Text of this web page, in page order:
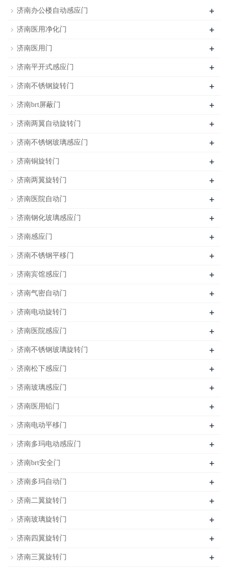
济南办公楼自动感应门 +
济南医用净化门 +
济南医用门 +
济南平开式感应门 +
济南不锈钢旋转门 +
济南brt屏蔽门 +
济南两翼自动旋转门 +
济南不锈钢玻璃感应门 +
济南铜旋转门 +
济南两翼旋转门 +
济南医院自动门 +
济南钢化玻璃感应门 +
济南感应门 +
济南不锈钢平移门 +
济南宾馆感应门 +
济南气密自动门 +
济南电动旋转门 +
济南医院感应门 +
济南不锈钢玻璃旋转门 +
济南松下感应门 +
济南玻璃感应门 +
济南医用铅门 +
济南电动平移门 +
济南多玛电动感应门 +
济南brt安全门 +
济南多玛自动门 +
济南二翼旋转门 +
济南玻璃旋转门 +
济南四翼旋转门 +
济南三翼旋转门
+